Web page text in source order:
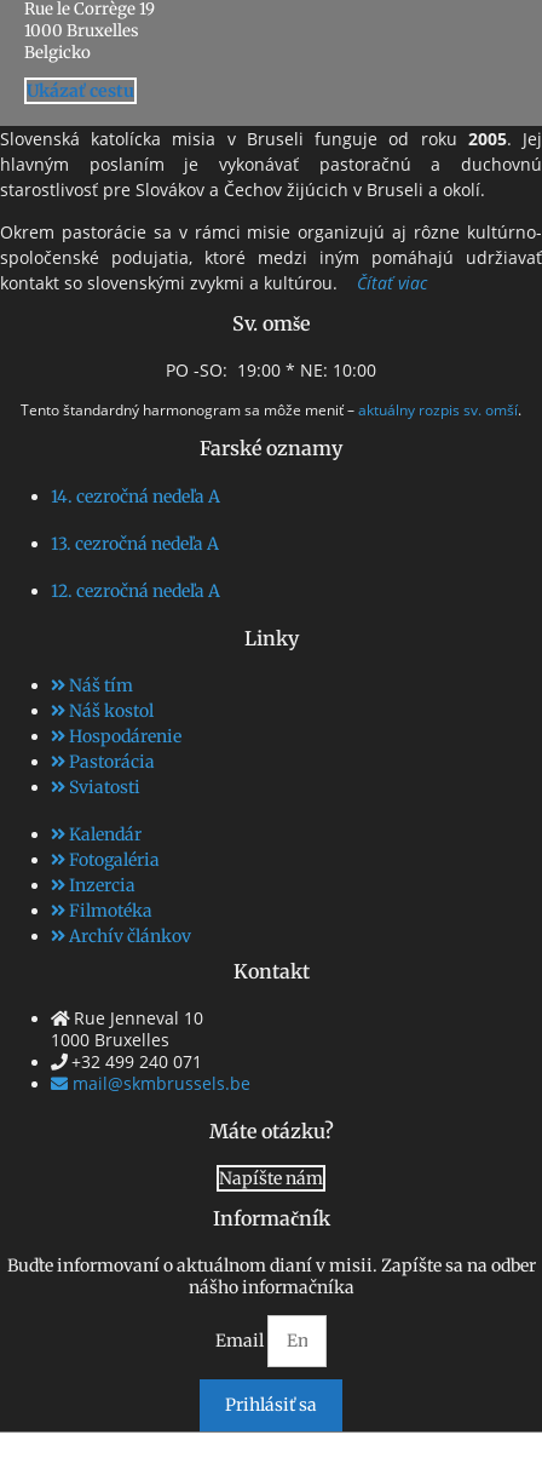
Rue le Corrège 19
1000 Bruxelles
Belgicko
Ukázať cestu
Slovenská katolícka misia v Bruseli funguje od roku 2005. Jej
hlavným poslaním je vykonávať pastoračnú a duchovnú
starostlivosť pre Slovákov a Čechov žijúcich v Bruseli a okolí.
Okrem pastorácie sa v rámci misie organizujú aj rôzne kultúrno-
spoločenské podujatia, ktoré medzi iným pomáhajú udržiavať
kontakt so slovenskými zvykmi a kultúrou. Čítať viac
Sv. omše
PO -SO: 19:00 * NE: 10:00
Tento štandardný harmonogram sa môže meniť –aktuálny rozpis sv. omší.
Farské oznamy
14. cezročná nedeľa A
13. cezročná nedeľa A
12. cezročná nedeľa A
Linky
Náš tím
Náš kostol
Hospodárenie
Pastorácia
Sviatosti
Kalendár
Fotogaléria
Inzercia
Filmotéka
Archív článkov
Kontakt
Rue Jenneval 10
1000 Bruxelles
+32 499 240 071
mail@skmbrussels.be
Máte otázku?
Napíšte nám
Informačník
Buďte informovaní o aktuálnom dianí v misii. Zapíšte sa na odber
nášho informačníka
Email
Prihlásiť sa